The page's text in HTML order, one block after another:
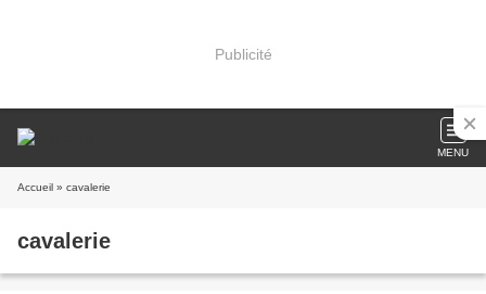
Publicité
MENU
Accueil » cavalerie
cavalerie